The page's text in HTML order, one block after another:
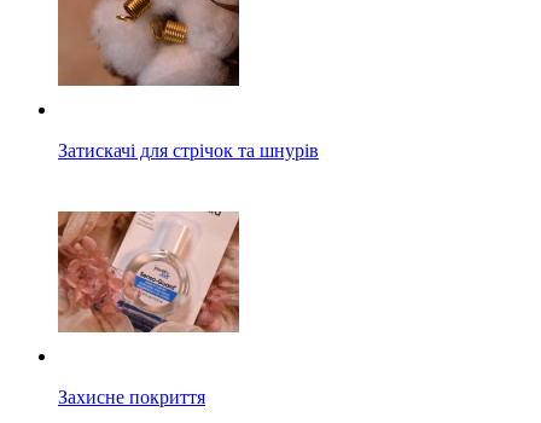
Затискачі для стрічок та шнурів
Захисне покриття